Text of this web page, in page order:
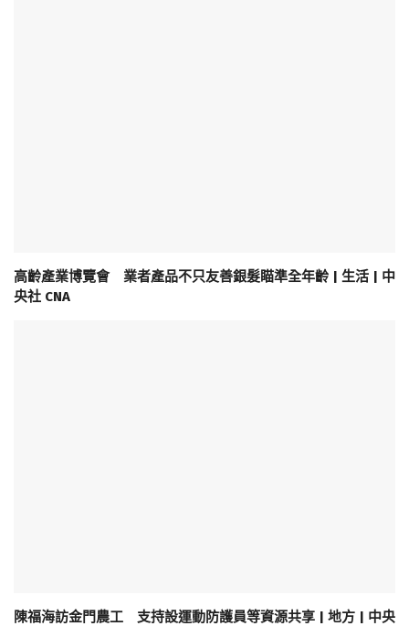
高齡產業博覽會 業者產品不只友善銀髮瞄準全年齡 | 生活 | 中
央社 CNA
陳福海訪金門農工 支持設運動防護員等資源共享 | 地方 | 中央